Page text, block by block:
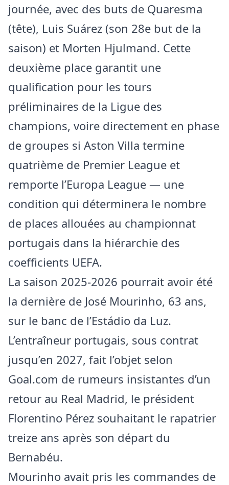
journée, avec des buts de Quaresma
(tête), Luis Suárez (son 28e but de la
saison) et Morten Hjulmand. Cette
deuxième place garantit une
qualification pour les tours
préliminaires de la Ligue des
champions, voire directement en phase
de groupes si Aston Villa termine
quatrième de Premier League et
remporte l’Europa League — une
condition qui déterminera le nombre
de places allouées au championnat
portugais dans la hiérarchie des
coefficients UEFA.
La saison 2025-2026 pourrait avoir été
la dernière de José Mourinho, 63 ans,
sur le banc de l’Estádio da Luz.
L’entraîneur portugais, sous contrat
jusqu’en 2027, fait l’objet selon
Goal.com de rumeurs insistantes d’un
retour au Real Madrid, le président
Florentino Pérez souhaitant le rapatrier
treize ans après son départ du
Bernabéu.
Mourinho avait pris les commandes de